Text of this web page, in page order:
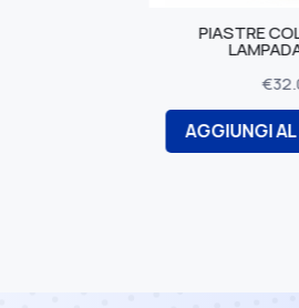
PIASTRE COLLANTI PER
AGGIUNGI AL CARRELLO